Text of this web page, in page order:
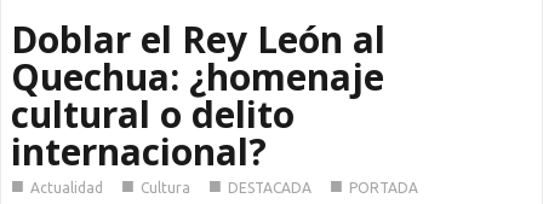
Doblar el Rey León al
Quechua: ¿homenaje
cultural o delito
internacional?
■ Actualidad ■ Cultura ■ DESTACADA ■ PORTADA